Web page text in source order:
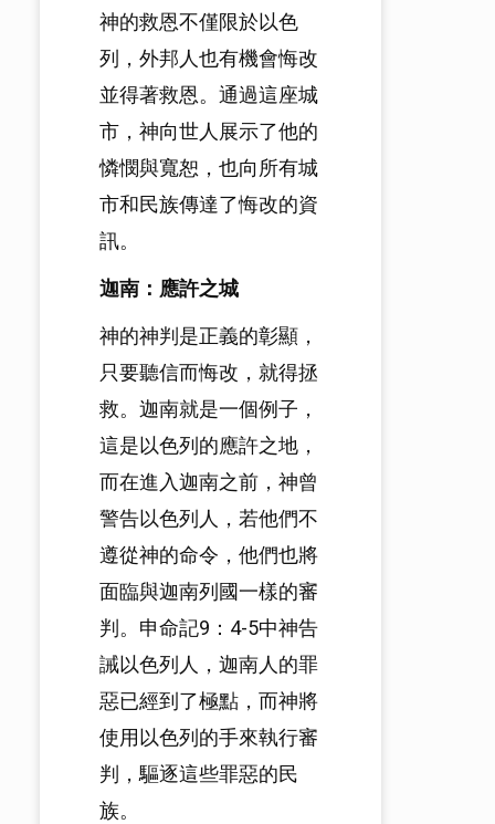
神的救恩不僅限於以色
列，外邦人也有機會悔改
並得著救恩。通過這座城
市，神向世人展示了他的
憐憫與寬恕，也向所有城
市和民族傳達了悔改的資
訊。
迦南：應許之城
神的神判是正義的彰顯，
只要聽信而悔改，就得拯
救。迦南就是一個例子，
這是以色列的應許之地，
而在進入迦南之前，神曾
警告以色列人，若他們不
遵從神的命令，他們也將
面臨與迦南列國一樣的審
判。申命記9：4-5中神告
誡以色列人，迦南人的罪
惡已經到了極點，而神將
使用以色列的手來執行審
判，驅逐這些罪惡的民
族。